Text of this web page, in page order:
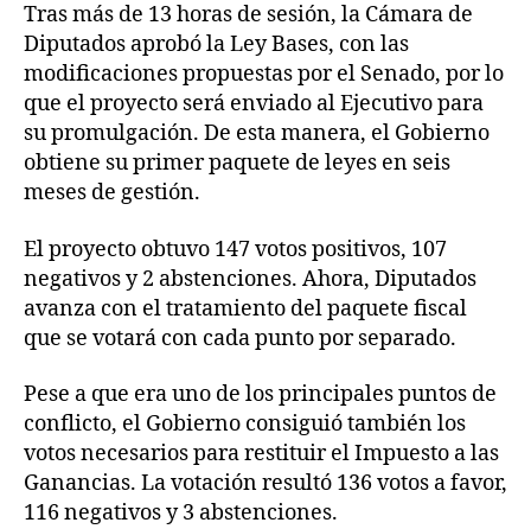
Tras más de 13 horas de sesión, la Cámara de
Diputados aprobó la Ley Bases, con las
modificaciones propuestas por el Senado, por lo
que el proyecto será enviado al Ejecutivo para
su promulgación. De esta manera, el Gobierno
obtiene su primer paquete de leyes en seis
meses de gestión.
El proyecto obtuvo 147 votos positivos, 107
negativos y 2 abstenciones. Ahora, Diputados
avanza con el tratamiento del paquete fiscal
que se votará con cada punto por separado.
Pese a que era uno de los principales puntos de
conflicto, el Gobierno consiguió también los
votos necesarios para restituir el Impuesto a las
Ganancias. La votación resultó 136 votos a favor,
116 negativos y 3 abstenciones.